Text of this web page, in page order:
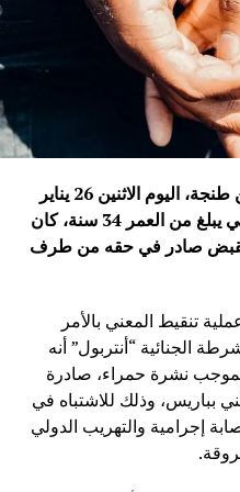
تمكنت عناصر الشرطة بولاية أمن طنجة، اليوم الاثنين 26 يناير
الجاري، من توقيف مواطن فرنسي يبلغ من العمر 34 سنة، كان
صادر في حقه من طرف
تنقيط المعني بالأمر
الجنائية “أنتربول” أنه
نشرة حمراء، صادرة
بباريس، وذلك للاشتباه في
إجرامية والتهريب الدولي